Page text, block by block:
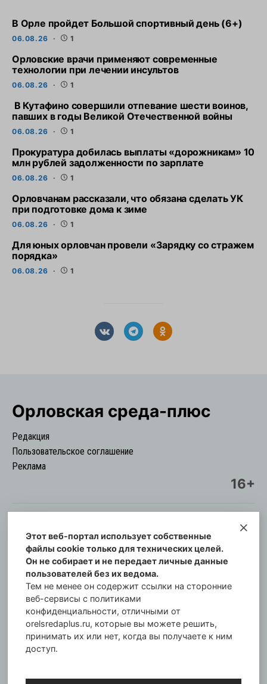
В Орле пройдет Большой спортивный день (6+)
06.08.26 1
Орловские врачи применяют современные
технологии при лечении инсультов
06.08.26 1
В Кутафино совершили отпевание шести воинов,
павших в годы Великой Отечественной войны
06.08.26 1
Прокуратура добилась выплаты «дорожникам» 10
млн рублей задолженности по зарплате
06.08.26 1
Орловчанам рассказали, что обязана сделать УК
при подготовке дома к зиме
06.08.26 1
Для юных орловчан провели «Зарядку со стражем
порядка»
06.08.26 1
Орловская cреда-плюс
Редакция
Пользовательское соглашение
Реклама
16+
© Информационный городской портал
Орловская cреда-плюс, 2021-2026
Свидетельство о регистрации СМИ: ПИ №57-
00254 от 29 октября 2013 г.
Газета зарегистрирована Управлением
Федеральной службы по надзору в сфере связи,
информационных технологий и массовых
коммуникаций по Орловской области.
Главный редактор: Татьяна Филёва
Этот веб-портал использует собственные
файлы cookie только для технических целей.
Он не собирает и не передает личные данные
пользователей без их ведома.
Тем не менее он содержит ссылки на сторонние
веб-сервисы с политиками
конфиденциальности, отличными от
orelsredaplus.ru, которые вы можете решить,
принимать их или нет, когда вы получаете к ним
доступ.